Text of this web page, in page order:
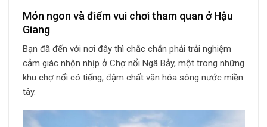
Món ngon và điểm vui chơi tham quan ở Hậu
Giang
Bạn đã đến với nơi đây thì chắc chắn phải trải nghiệm
cảm giác nhộn nhịp ở Chợ nổi Ngã Bảy, một trong những
khu chợ nổi có tiếng, đậm chất văn hóa sông nước miền
tây.